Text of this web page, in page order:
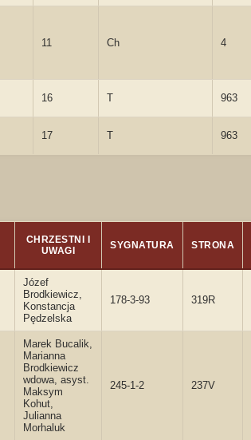
11 Ch 4
16 T 963
17 T 963
CHRZESTNI I
UWAGI
SYGNATURA STRONA
Józef
Brodkiewicz,
Konstancja
Pędzelska
178-3-93 319R
Marek Bucalik,
Marianna
Brodkiewicz
wdowa, asyst.
Maksym
Kohut,
Julianna
Morhaluk
245-1-2 237V